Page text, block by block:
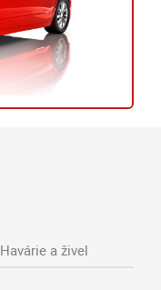
Havárie a živel